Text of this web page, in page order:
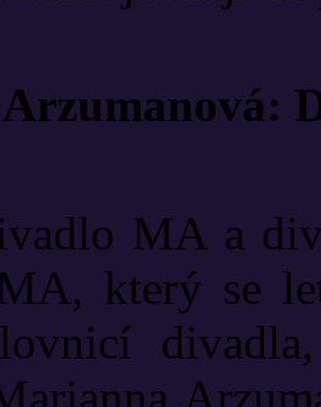
MA a
který se